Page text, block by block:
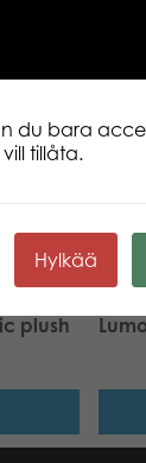
baby
Min
plush
du bara
tillåta.
Hylkää